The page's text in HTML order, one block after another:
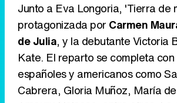
Junto a Eva Longoria, 'Tierra de
protagonizada por Carmen
de Julia, y la debutante Victoria
Kate. El reparto se completa
españoles y americanos como
Cabrera, Gloria Muñoz, María